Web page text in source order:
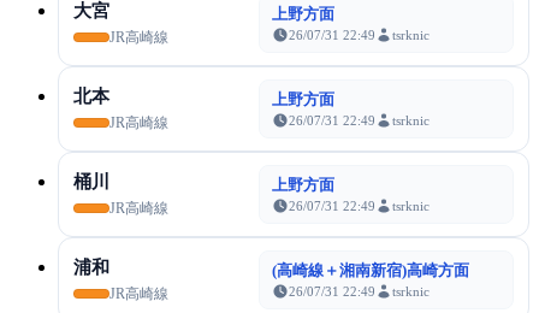
大宮
JR高崎線
上野方面
26/07/31 22:49 tsrknic
北本
JR高崎線
上野方面
26/07/31 22:49 tsrknic
桶川
JR高崎線
上野方面
26/07/31 22:49 tsrknic
浦和
JR高崎線
(高崎線＋湘南新宿)高崎方面
26/07/31 22:49 tsrknic